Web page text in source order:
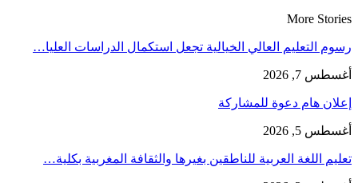
More Stories
رسوم التعليم العالي الخيالية تجعل استكمال الدراسات العليا…
أغسطس 7, 2026
إعلان هام دعوة للمشاركة
أغسطس 5, 2026
تعليم اللغة العربية للناطقين بغيرها والثقافة المغربية بكلية…